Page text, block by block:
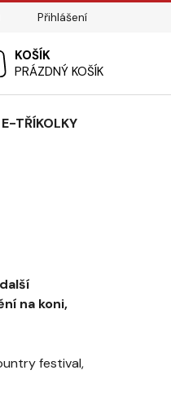
Přihlášení
PRÁZDNÝ KOŠÍK
E-TŘÍKOLKY
na koni,
festival,